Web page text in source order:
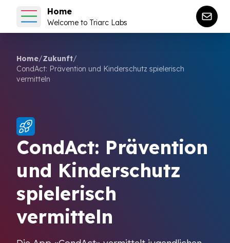
Home
Welcome to Triarc Labs
Home/Zukunft/
CondAct: Prävention und Kinderschutz spielerisch
vermitteln
CondAct: Prävention
und Kinderschutz
spielerisch
vermitteln